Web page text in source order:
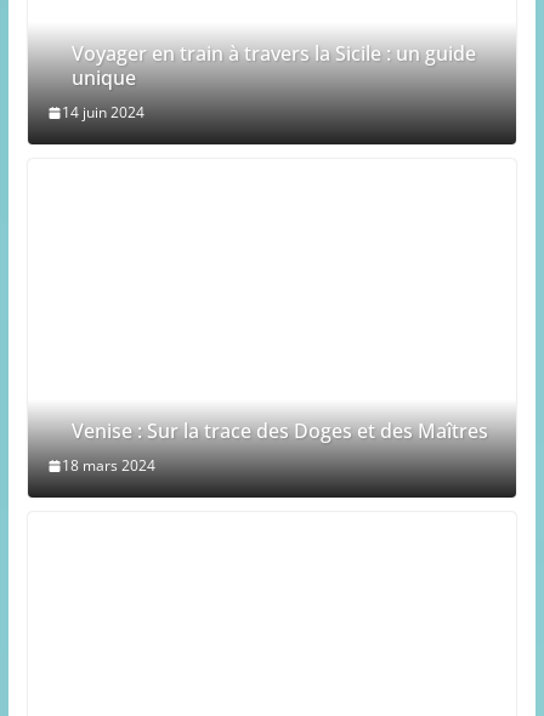
Voyager en train à travers la Sicile : un guide
unique
14 juin 2024
Venise : Sur la trace des Doges et des Maîtres
18 mars 2024